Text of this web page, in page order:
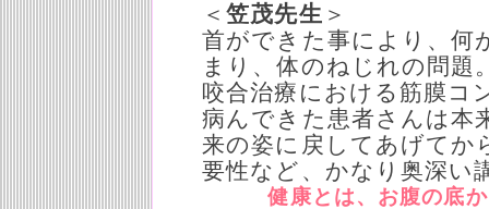
＜笠茂先生 ＞
首ができた事により、何
まり、体のねじれの問題
咬合治療における筋膜コ
病んできた患者さんは本
来の姿に戻してあげてか
要性など、かなり奥深い
健康とは、お腹の底か